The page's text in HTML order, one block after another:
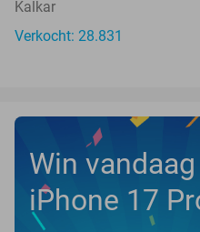
Kalkar
Verkocht: 28.831
Win
iPhone 17